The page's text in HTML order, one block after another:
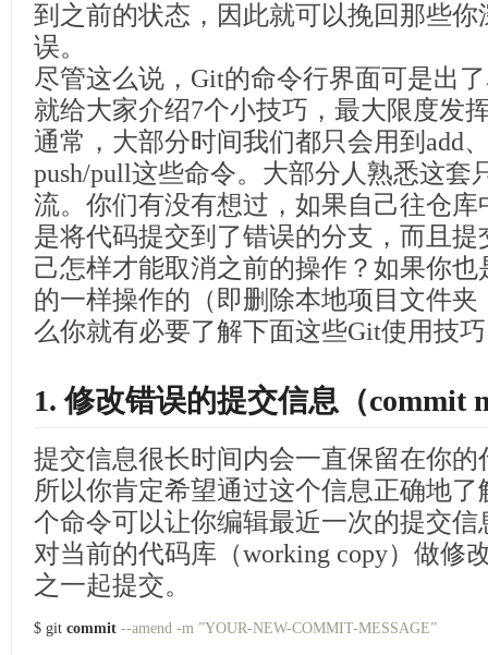
到之前的状态，因此就可以挽回那些
误。
尽管这么说，Git的命令行界面可是出
就给大家介绍7个小技巧，最大限度发
通常，大部分时间我们都只会用到add
push/pull这些命令。大部分人熟悉这套
流。你们有没有想过，如果自己往仓
是将代码提交到了错误的分支，而且
己怎样才能取消之前的操作？如果你
的一样操作的（即删除本地项目文件
么你就有必要了解下面这些Git使用技
1. 修改错误的提交信息（commit
提交信息很长时间内会一直保留在你的
所以你肯定希望通过这个信息正确地
个命令可以让你编辑最近一次的提交
对当前的代码库（working copy）做修
之一起提交。
$ git commit --amend -m ”YOUR-NEW-COMMIT-MESSAGE”